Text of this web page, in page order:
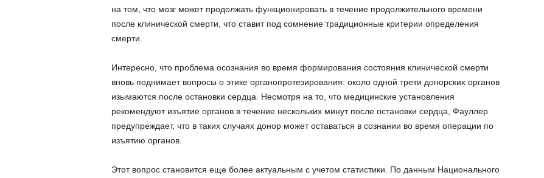
на том, что мозг может продолжать функционировать в течение продолжительного времени
после клинической смерти, что ставит под сомнение традиционные критерии определения
смерти.
Интересно, что проблема осознания во время формирования состояния клинической смерти
вновь поднимает вопросы о этике органопротезирования: около одной трети донорских органов
изымаются после остановки сердца. Несмотря на то, что медицинские установления
рекомендуют изъятие органов в течение нескольких минут после остановки сердца, Фауллер
предупреждает, что в таких случаях донор может оставаться в сознании во время операции по
изъятию органов.
Этот вопрос становится еще более актуальным с учетом статистики. По данным Национального